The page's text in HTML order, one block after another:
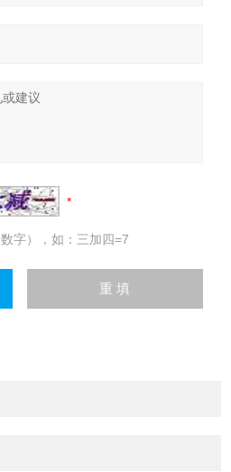
字），如：三加四=7